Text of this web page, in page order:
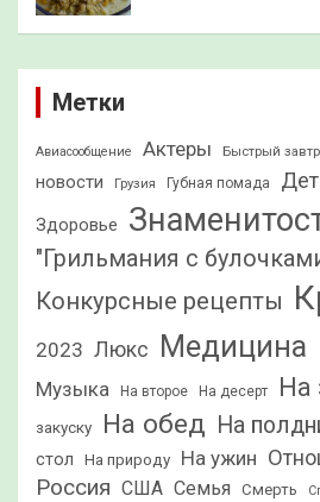
Метки
Авиасообщение Актеры Быстрый
новости
Грузия Губная помада
Здоровье
"Грильмания с
Конкурсные рецепты
2023 Люкс Медицина
Музыка На второе На десерт На
закуску На обед На
стол
На природу На ужин
Россия США Семья Смерть